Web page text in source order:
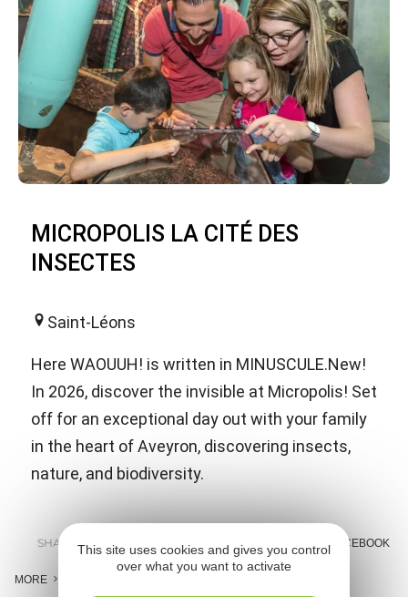
MICROPOLIS LA CITÉ DES
INSECTES
Saint-Léons
Here WAOUUH! is written in MINUSCULE.New!
In 2026, discover the invisible at Micropolis! Set
off for an exceptional day out with your family
in the heart of Aveyron, discovering insects,
nature, and biodiversity.
SHARE : MESSENGER FACEBOOK
MORE
This site uses cookies and gives you control
over what you want to activate